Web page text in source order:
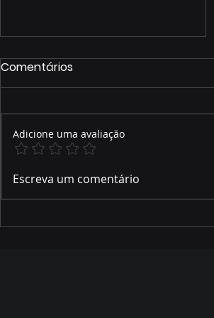
ZONEAMENTO AMBIENTAL
DO RIO SALOBRA MOBILIZA
Comentários
Adicione uma avaliação
Escreva um comentário